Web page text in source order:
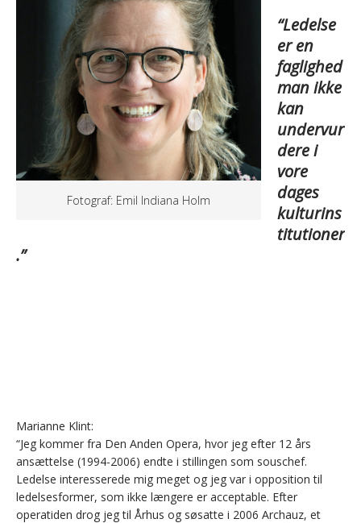
Fotograf: Emil Indiana Holm
“Ledelse
er en
faglighed
man ikke
kan
undervur
dere i
vore
dages
kulturins
titutioner
.”
Marianne Klint:
“Jeg kommer fra Den Anden Opera, hvor jeg efter 12 års
ansættelse (1994-2006) endte i stillingen som souschef.
Ledelse interesserede mig meget og jeg var i opposition til
ledelsesformer, som ikke længere er acceptable. Efter
operatiden drog jeg til Århus og søsatte i 2006 Archauz, et